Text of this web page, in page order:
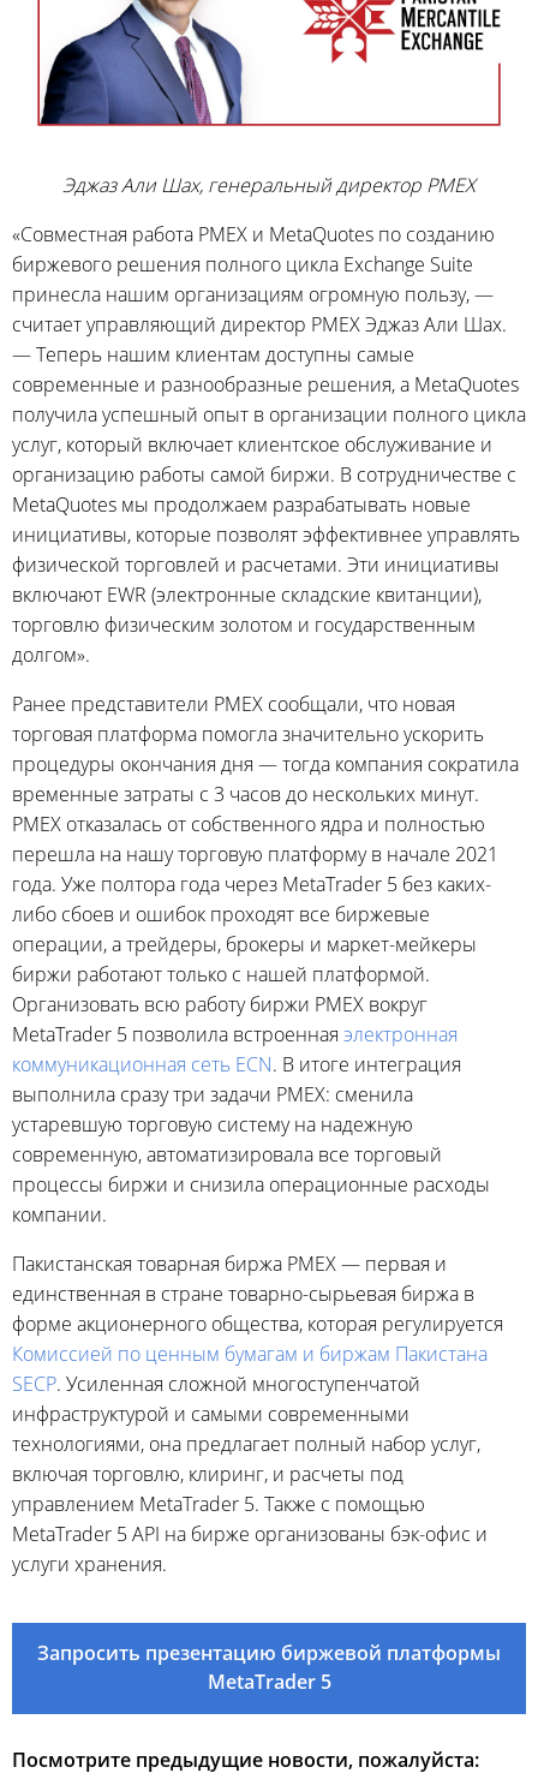
Эджаз Али Шах, генеральный директор PMEX
«Совместная работа PMEX и MetaQuotes по созданию
биржевого решения полного цикла Exchange Suite
принесла нашим организациям огромную пользу, —
считает управляющий директор PMEX Эджаз Али Шах.
— Теперь нашим клиентам доступны самые
современные и разнообразные решения, а MetaQuotes
получила успешный опыт в организации полного цикла
услуг, который включает клиентское обслуживание и
организацию работы самой биржи. В сотрудничестве с
MetaQuotes мы продолжаем разрабатывать новые
инициативы, которые позволят эффективнее управлять
физической торговлей и расчетами. Эти инициативы
включают EWR (электронные складские квитанции),
торговлю физическим золотом и государственным
долгом».
Ранее представители PMEX сообщали, что новая
торговая платформа помогла значительно ускорить
процедуры окончания дня — тогда компания сократила
временные затраты с 3 часов до нескольких минут.
PMEX отказалась от собственного ядра и полностью
перешла на нашу торговую платформу в начале 2021
года. Уже полтора года через MetaTrader 5 без каких-
либо сбоев и ошибок проходят все биржевые
операции, а трейдеры, брокеры и маркет-мейкеры
биржи работают только с нашей платформой.
Организовать всю работу биржи PMEX вокруг
MetaTrader 5 позволила встроенная электронная
коммуникационная сеть ECN. В итоге интеграция
выполнила сразу три задачи PMEX: сменила
устаревшую торговую систему на надежную
современную, автоматизировала все торговый
процессы биржи и снизила операционные расходы
компании.
Пакистанская товарная биржа PMEX — первая и
единственная в стране товарно-сырьевая биржа в
форме акционерного общества, которая регулируется
Комиссией по ценным бумагам и биржам Пакистана
SECP. Усиленная сложной многоступенчатой
инфраструктурой и самыми современными
технологиями, она предлагает полный набор услуг,
включая торговлю, клиринг, и расчеты под
управлением MetaTrader 5. Также с помощью
MetaTrader 5 API на бирже организованы бэк-офис и
услуги хранения.
Запросить презентацию биржевой платформы
MetaTrader 5
Посмотрите предыдущие новости, пожалуйста: